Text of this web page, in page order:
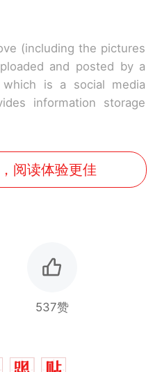
(including the pictures
and posted by a
is a social media
information storage
阅读体验更佳
537赞